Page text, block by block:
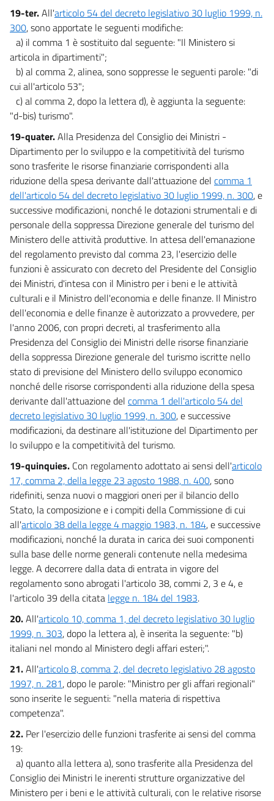
19-ter.All'articolo 54 del decreto legislativo 30 luglio 1999, n.
300, sono apportate le seguenti modifiche:
a) il comma 1 è sostituito dal seguente: "Il Ministero si
articola in dipartimenti";
b) al comma 2, alinea, sono soppresse le seguenti parole: "di
cui all'articolo 53";
c) al comma 2, dopo la lettera d), è aggiunta la seguente:
"d-bis) turismo".
19-quater.Alla Presidenza del Consiglio dei Ministri -
Dipartimento per lo sviluppo e la competitività del turismo
sono trasferite le risorse finanziarie corrispondenti alla
riduzione della spesa derivante dall'attuazione del comma 1
dell'articolo 54 del decreto legislativo 30 luglio 1999, n. 300, e
successive modificazioni, nonché le dotazioni strumentali e di
personale della soppressa Direzione generale del turismo del
Ministero delle attività produttive. In attesa dell'emanazione
del regolamento previsto dal comma 23, l'esercizio delle
funzioni è assicurato con decreto del Presidente del Consiglio
dei Ministri, d'intesa con il Ministro per i beni e le attività
culturali e il Ministro dell'economia e delle finanze. Il Ministro
dell'economia e delle finanze è autorizzato a provvedere, per
l'anno 2006, con propri decreti, al trasferimento alla
Presidenza del Consiglio dei Ministri delle risorse finanziarie
della soppressa Direzione generale del turismo iscritte nello
stato di previsione del Ministero dello sviluppo economico
nonché delle risorse corrispondenti alla riduzione della spesa
derivante dall'attuazione del comma 1 dell'articolo 54 del
decreto legislativo 30 luglio 1999, n. 300, e successive
modificazioni, da destinare all'istituzione del Dipartimento per
lo sviluppo e la competitività del turismo.
19-quinquies. Con regolamento adottato ai sensi dell'articolo
17, comma 2, della legge 23 agosto 1988, n. 400, sono
ridefiniti, senza nuovi o maggiori oneri per il bilancio dello
Stato, la composizione e i compiti della Commissione di cui
all'articolo 38 della legge 4 maggio 1983, n. 184, e successive
modificazioni, nonché la durata in carica dei suoi componenti
sulla base delle norme generali contenute nella medesima
legge. A decorrere dalla data di entrata in vigore del
regolamento sono abrogati l'articolo 38, commi 2, 3 e 4, e
l'articolo 39 della citata legge n. 184 del 1983.
20.All'articolo 10, comma 1, del decreto legislativo 30 luglio
1999, n. 303, dopo la lettera a), è inserita la seguente: "b)
italiani nel mondo al Ministero degli affari esteri;".
21.All'articolo 8, comma 2, del decreto legislativo 28 agosto
1997, n. 281, dopo le parole: "Ministro per gli affari regionali"
sono inserite le seguenti: "nella materia di rispettiva
competenza".
22. Per l'esercizio delle funzioni trasferite ai sensi del comma
19:
a) quanto alla lettera a), sono trasferite alla Presidenza del
Consiglio dei Ministri le inerenti strutture organizzative del
Ministero per i beni e le attività culturali, con le relative risorse